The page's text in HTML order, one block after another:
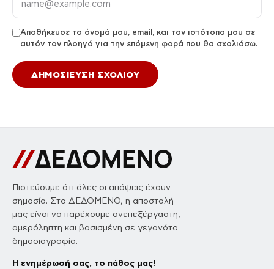
Αποθήκευσε το όνομά μου, email, και τον ιστότοπο μου σε
αυτόν τον πλοηγό για την επόμενη φορά που θα σχολιάσω.
Πιστεύουμε ότι όλες οι απόψεις έχουν
σημασία. Στο ΔΕΔΟΜΕΝΟ, η αποστολή
μας είναι να παρέχουμε ανεπεξέργαστη,
αμερόληπτη και βασισμένη σε γεγονότα
δημοσιογραφία.
Η ενημέρωσή σας, το πάθος μας!